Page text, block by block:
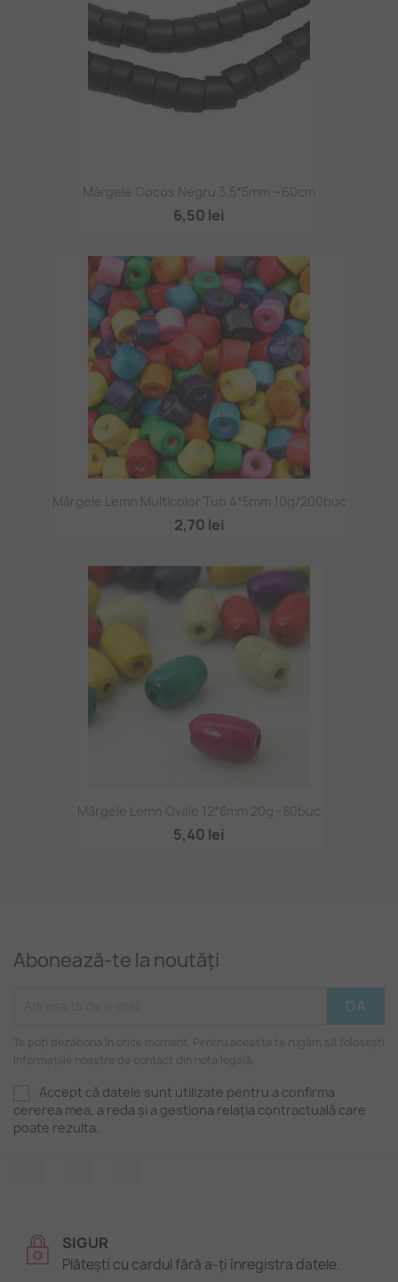
Mărgele Cocos Negru 3.5*5mm ~60cm
6,50 lei
Mărgele Lemn Multicolor Tub 4*5mm 10g/200buc
2,70 lei
Mărgele Lemn Ovale 12*8mm 20g~80buc
5,40 lei
Abonează-te la noutăți
Te poți dezabona în orice moment. Pentru aceasta te rugăm să folosești
informațiile noastre de contact din nota legală.
Accept că datele sunt utilizate pentru a confirma
cererea mea, a reda și a gestiona relația contractuală care
poate rezulta.
SIGUR
Plătești cu cardul fără a-ți înregistra datele.